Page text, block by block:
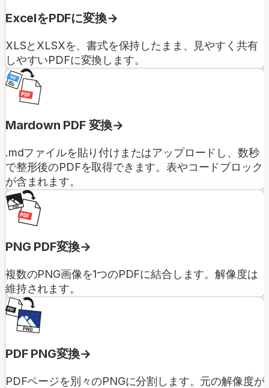
ExcelをPDFに変換
XLSとXLSXを、書式を保持したまま、見やすく共有
しやすいPDFに変換します。
Mardown PDF 変換
.mdファイルを貼り付けまたはアップロードし、数秒
で整形後のPDFを取得できます。表やコードブロック
が含まれます。
PNG PDF変換
複数のPNG画像を1つのPDFに結合します。解像度は
維持されます。
PDF PNG変換
PDFページを別々のPNGに分割します。元の解像度が